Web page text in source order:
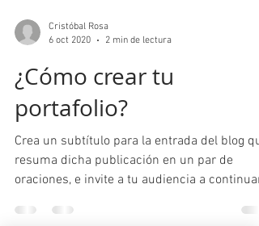
Cristóbal Rosa
6 oct 2020
2 min de lectura
¿Cómo crear tu
portafolio?
Crea un subtítulo para la entrada del blog